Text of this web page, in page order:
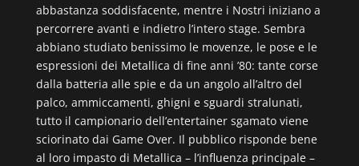
abbastanza soddisfacente, mentre i Nostri iniziano a
percorrere avanti e indietro l’intero stage. Sembra
abbiano studiato benissimo le movenze, le pose e le
espressioni dei Metallica di fine anni ’80: tante corse
dalla batteria alle spie e da un angolo all’altro del
palco, ammiccamenti, ghigni e sguardi stralunati,
tutto il campionario dell’entertainer sgamato viene
sciorinato dai Game Over. Il pubblico risponde bene
al loro impasto di Metallica – l’influenza principale –